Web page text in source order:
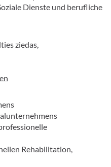
Dienste und berufliche
ziedas,
Rehabilitation,